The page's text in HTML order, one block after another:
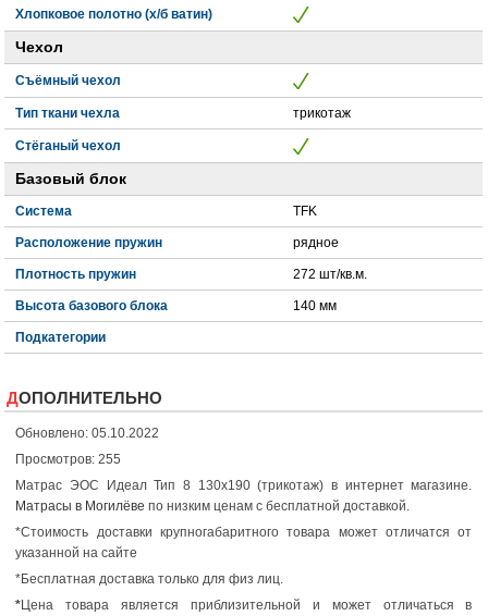
Хлопковое полотно (х/б ватин)
Чехол
Съёмный чехол
Тип ткани чехла трикотаж
Стёганый чехол
Базовый блок
Система TFK
Расположение пружин рядное
Плотность пружин 272 шт/кв.м.
Высота базового блока 140 мм
Подкатегории
ДОПОЛНИТЕЛЬНО
Обновлено: 05.10.2022
Просмотров: 255
Матрас ЭОС Идеал Тип 8 130x190 (трикотаж) в интернет магазине.
Матрасы в Могилёве по низким ценам с бесплатной доставкой.
*Стоимость доставки крупногабаритного товара может отличатся от
указанной на сайте
*Бесплатная доставка только для физ лиц.
*Цена товара является приблизительной и может отличаться в